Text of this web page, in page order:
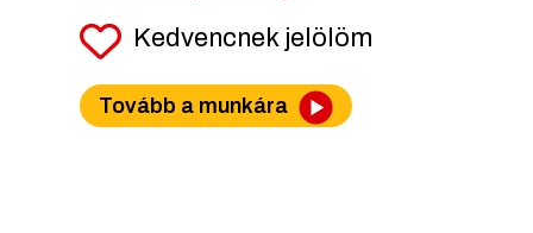
Kedvencnek jelölöm
Tovább a munkára